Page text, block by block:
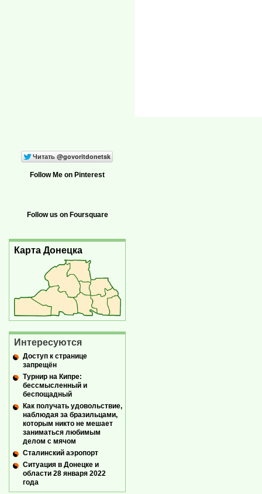
Follow Me on Pinterest
Follow us on Foursquare
Карта Донецка
Интересуются
Доступ к странице
запрещён
Турнир на Кипре:
бессмысленный и
беспощадный
Как получать удовольствие,
наблюдая за бразильцами,
которым никто не мешает
заниматься любимым
делом с мячом
Сталинский аэропорт
Ситуация в Донецке и
области 28 января 2022
года